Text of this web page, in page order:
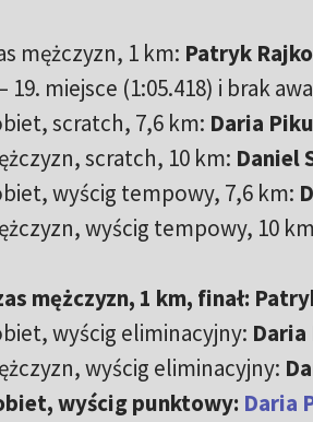
mężczyzn, 1 km: Patryk
– 19. miejsce (1:05.418) i brak
scratch, 7,6 km: Daria
scratch, 10 km: Daniel
wyścig tempowy, 7,6 km:
wyścig tempowy, 10
mężczyzn, 1 km, finał:
wyścig eliminacyjny:
wyścig eliminacyjny:
wyścig punktowy: Daria